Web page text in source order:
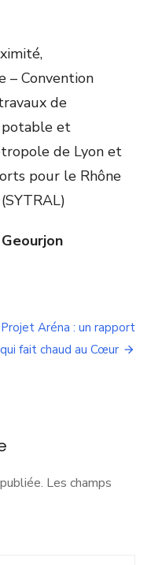
– Convention
de
potable et
de Lyon et
pour le Rhône
Projet Aréna : un rapport
qui fait chaud au Cœur
Les champs